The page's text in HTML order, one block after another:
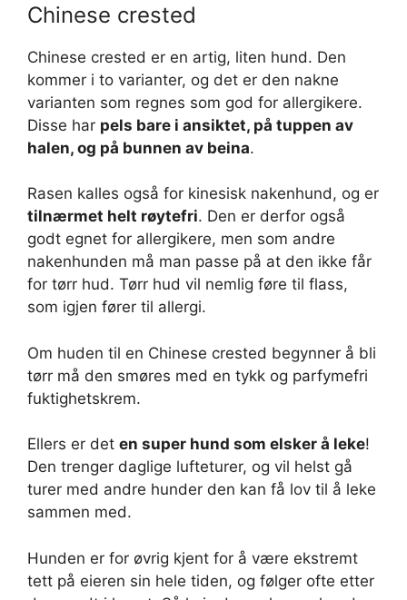
Chinese crested
Chinese crested er en artig, liten hund. Den
kommer i to varianter, og det er den nakne
varianten som regnes som god for allergikere.
Disse har pels bare i ansiktet, på tuppen av
halen, og på bunnen av beina.
Rasen kalles også for kinesisk nakenhund, og er
tilnærmet helt røytefri. Den er derfor også
godt egnet for allergikere, men som andre
nakenhunden må man passe på at den ikke får
for tørr hud. Tørr hud vil nemlig føre til flass,
som igjen fører til allergi.
Om huden til en Chinese crested begynner å bli
tørr må den smøres med en tykk og parfymefri
fuktighetskrem.
Ellers er det en super hund som elsker å leke!
Den trenger daglige lufteturer, og vil helst gå
turer med andre hunder den kan få lov til å leke
sammen med.
Hunden er for øvrig kjent for å være ekstremt
tett på eieren sin hele tiden, og følger ofte etter